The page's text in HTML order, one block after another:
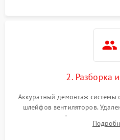
2. Разборка
Аккуратный демонтаж системы
шлейфов вентиляторов.
кристалла графического чипа
памяти и зоны VRM. Очистка